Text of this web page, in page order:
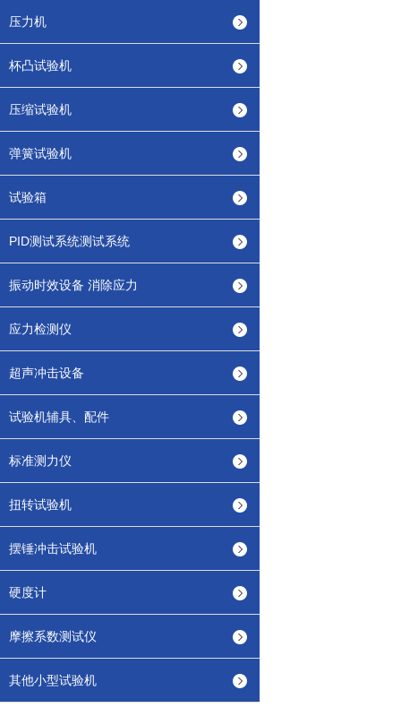
压力机
杯凸试验机
压缩试验机
弹簧试验机
试验箱
PID测试系统测试系统
振动时效设备 消除应力
应力检测仪
超声冲击设备
试验机辅具、配件
标准测力仪
扭转试验机
摆锤冲击试验机
硬度计
摩擦系数测试仪
其他小型试验机